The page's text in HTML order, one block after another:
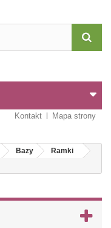
Kontakt Mapa strony
Bazy
Ramki